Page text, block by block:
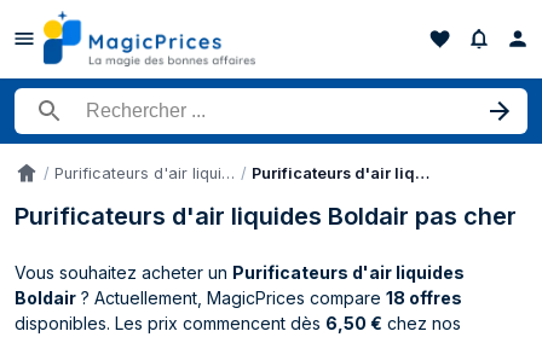
Rechercher un produit
Accueil Purificateurs d'air liquides Purificateurs d'air liquides Boldair
Purificateurs d'air liquides Boldair pas cher
Vous souhaitez acheter un Purificateurs d'air liquides
Boldair ? Actuellement, MagicPrices compare 18 offres
disponibles. Les prix commencent dès 6,50 € chez nos